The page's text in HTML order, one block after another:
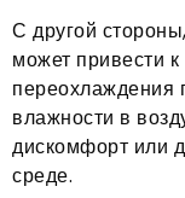
С другой
может привести
влажности в
дискомфорт или
среде.